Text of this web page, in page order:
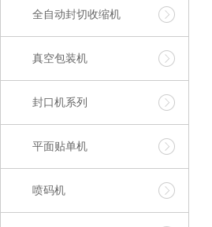
全自动封切收缩机
真空包装机
封口机系列
平面贴单机
喷码机